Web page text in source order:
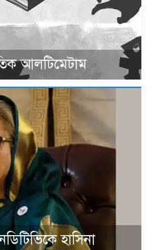
আলটিমেটাম
হাসিনা